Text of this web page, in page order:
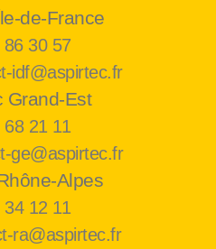
de-France
30 57
idf@aspirtec.fr
Grand-Est
21 11
ge@aspirtec.fr
Alpes
12 11
ra@aspirtec.fr